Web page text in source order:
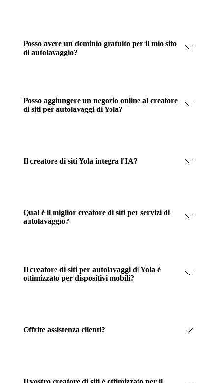
Posso avere un dominio gratuito per il mio sito
di autolavaggio?
Posso aggiungere un negozio online al creatore
di siti per autolavaggi di Yola?
Il creatore di siti Yola integra l'IA?
Qual è il miglior creatore di siti per servizi di
autolavaggio?
Il creatore di siti per autolavaggi di Yola è
ottimizzato per dispositivi mobili?
Offrite assistenza clienti?
Il vostro creatore di siti è ottimizzato per il